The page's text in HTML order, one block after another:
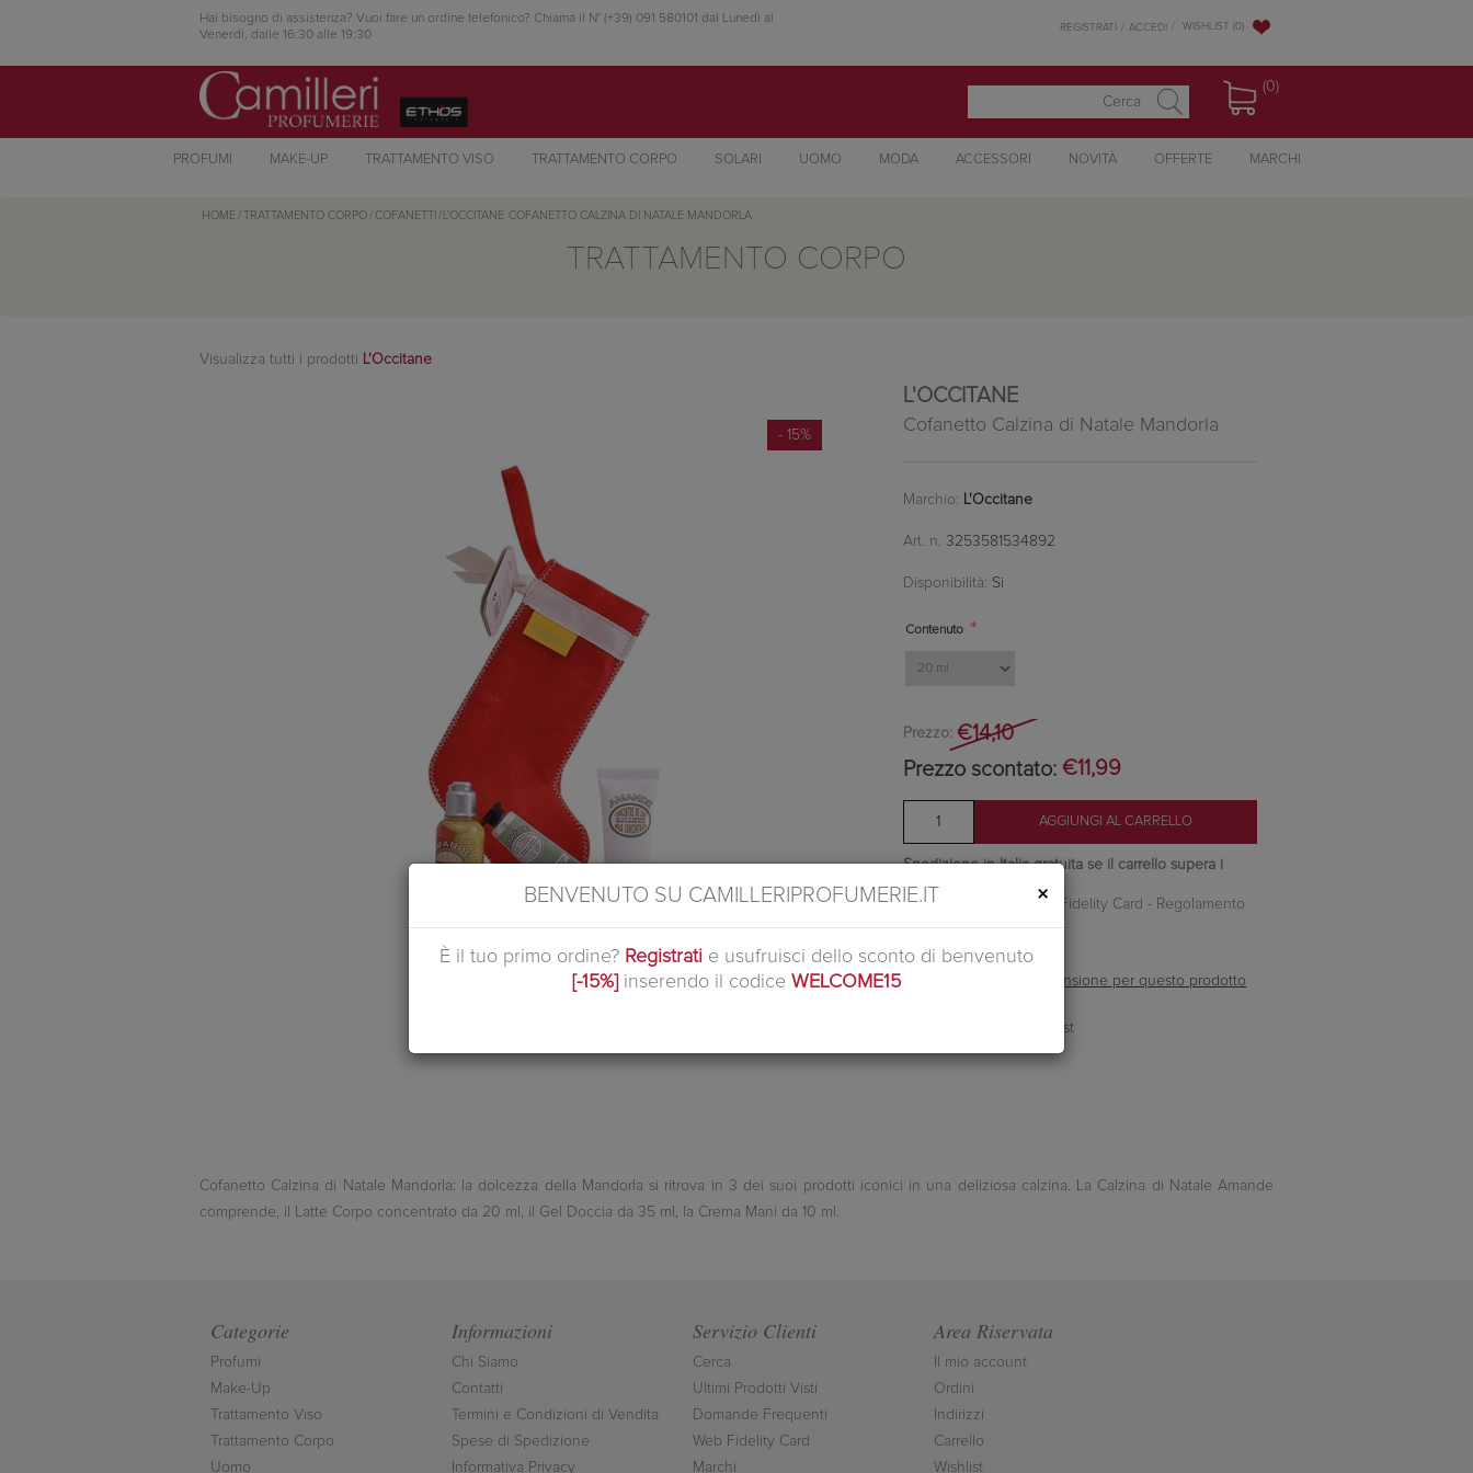
Hai bisogno di assistenza? Vuoi fare un ordine telefonico? Chiama il N° (+39) 091 580101 dal Lunedì al
Venerdì, dalle 16:30 alle 19:30
REGISTRATI ACCEDI WISHLIST (0)
(0)
PROFUMI MAKE-UP TRATTAMENTO VISO TRATTAMENTO CORPO SOLARI UOMO MODA ACCESSORI NOVITÀ OFFERTE MARCHI
HOME / TRATTAMENTO CORPO / COFANETTI / L'OCCITANE COFANETTO CALZINA DI NATALE MANDORLA
TRATTAMENTO CORPO
Visualizza tutti i prodotti L'Occitane
- 15%
L'OCCITANE
Cofanetto Calzina di Natale Mandorla
Marchio: L'Occitane
Art. n. 3253581534892
Disponibilità: Si
Contenuto *
Prezzo: €14,10
Prezzo scontato: €11,99
Spedizione in Italia gratuita se il carrello supera i
60€
Ottieni 1 punti Camilleri Fidelity Card - Regolamento
Si tratta della prima recensione per questo prodotto
Cofanetto Calzina di Natale Mandorla: la dolcezza della Mandorla si ritrova in 3 dei suoi prodotti iconici in una deliziosa calzina. La Calzina di Natale Amande
comprende, il Latte Corpo concentrato da 20 ml, il Gel Doccia da 35 ml, la Crema Mani da 10 ml.
Categorie
Profumi
Make-Up
Trattamento Viso
Trattamento Corpo
Uomo
Informazioni
Chi Siamo
Contatti
Termini e Condizioni di Vendita
Spese di Spedizione
Informativa Privacy
Servizio Clienti
Cerca
Ultimi Prodotti Visti
Domande Frequenti
Web Fidelity Card
Marchi
Area Riservata
Il mio account
Ordini
Indirizzi
Carrello
Wishlist
BENVENUTO SU CAMILLERIPROFUMERIE.IT ×
È il tuo primo ordine? Registrati e usufruisci dello sconto di benvenuto
[-15%] inserendo il codice WELCOME15